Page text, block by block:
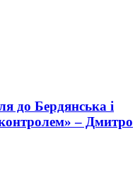
до Бердянська і
– Дмитро